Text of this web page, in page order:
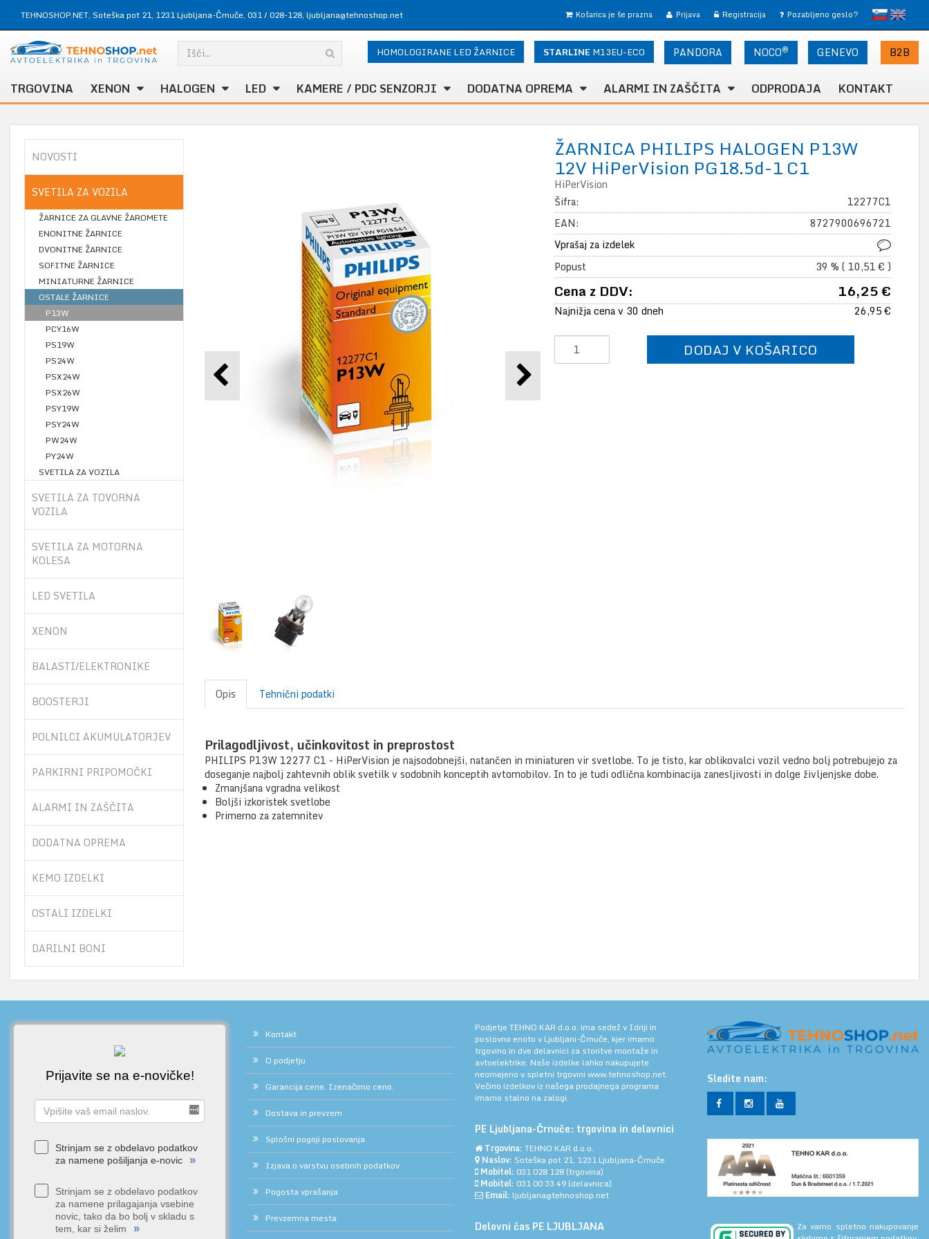
TEHNOSHOP.NET, Soteška pot 21, 1231 Ljubljana-Črnuče, 031 / 028-128, ljubljana@tehnoshop.net slovensko
English
Prijava Registracija Pozabljeno geslo?
Košarica je še prazna
PANDORA NOCO® GENEVO B2B
STARLINE M13EU-ECO
HOMOLOGIRANE LED ŽARNICE
TRGOVINA XENON HALOGEN LED KAMERE / PDC SENZORJI DODATNA OPREMA ALARMI IN ZAŠČITA ODPRODAJA KONTAKT
NOVOSTI
SVETILA ZA VOZILA
ŽARNICE ZA GLAVNE ŽAROMETE
ENONITNE ŽARNICE
DVONITNE ŽARNICE
SOFITNE ŽARNICE
MINIATURNE ŽARNICE
OSTALE ŽARNICE
P13W
PCY16W
PS19W
PS24W
PSX24W
PSX26W
PSY19W
PSY24W
PW24W
PY24W
SVETILA ZA VOZILA
SVETILA ZA TOVORNA
VOZILA
SVETILA ZA MOTORNA
KOLESA
LED SVETILA
XENON
BALASTI/ELEKTRONIKE
BOOSTERJI
POLNILCI AKUMULATORJEV
PARKIRNI PRIPOMOČKI
ALARMI IN ZAŠČITA
DODATNA OPREMA
KEMO IZDELKI
OSTALI IZDELKI
DARILNI BONI
ŽARNICA PHILIPS HALOGEN P13W
12V HiPerVision PG18.5d-1 C1
HiPerVision
Šifra:
12277C1
EAN:
8727900696721
Vprašaj za izdelek
Popust
39 % ( 10,51 € )
Cena z DDV: 16,25 €
Najnižja cena v 30 dneh 26,95 €
DODAJ V KOŠARICO
Opis Tehnični podatki
Prilagodljivost, učinkovitost in preprostost
PHILIPS P13W 12277 C1 - HiPerVision je najsodobnejši, natančen in miniaturen vir svetlobe. To je tisto, kar oblikovalci vozil vedno bolj potrebujejo za
doseganje najbolj zahtevnih oblik svetilk v sodobnih konceptih avtomobilov. In to je tudi odlična kombinacija zanesljivosti in dolge življenjske dobe.
Zmanjšana vgradna velikost
Boljši izkoristek svetlobe
Primerno za zatemnitev
Prijavite se na e-novičke!
Strinjam se z obdelavo podatkov
za namene pošiljanja e-novic
»
Strinjam se z obdelavo podatkov
za namene prilagajanja vsebine
novic, tako da bo bolj v skladu s
tem, kar si želim
»
Kontakt
O podjetju
Garancija cene. Izenačimo ceno.
Dostava in prevzem
Splošni pogoji poslovanja
Izjava o varstvu osebnih podatkov
Pogosta vprašanja
Prevzemna mesta
Podjetje TEHNO KAR d.o.o. ima sedež v Idriji in
poslovno enoto v Ljubljani-Črnuče, kjer imamo
trgovino in dve delavnici za storitve montaže in
avtoelektrike. Naše izdelke lahko nakupujete
neomejeno v spletni trgovini www.tehnoshop.net.
Večino izdelkov iz našega prodajnega programa
imamo stalno na zalogi.
PE Ljubljana-Črnuče: trgovina in delavnici
Trgovina: TEHNO KAR d.o.o.
Naslov: Soteška pot 21, 1231 Ljubljana-Črnuče
Mobitel: 031 028 128 (trgovina)
Mobitel: 031 00 33 49 (delavnica)
Email: ljubljana@tehnoshop.net
Delovni čas PE LJUBLJANA
Sledite nam:
Za varno spletno nakupovanje